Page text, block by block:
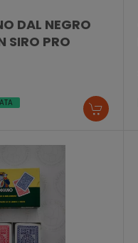
DAL NEGRO
SIRO PRO